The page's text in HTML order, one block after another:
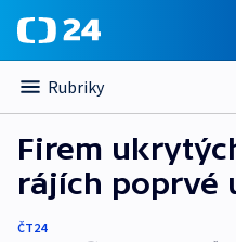
Rubriky
Firem
rájích poprvé
ČT24